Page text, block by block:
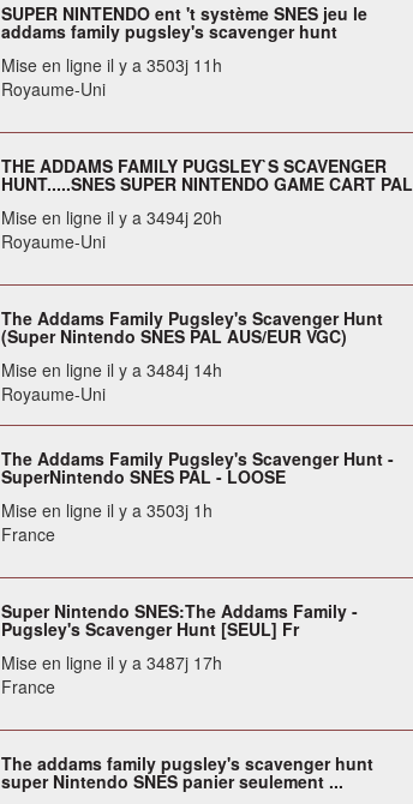
SUPER NINTENDO ent 't système SNES jeu le
addams family pugsley's scavenger hunt
Mise en ligne il y a 3503j 11h
Royaume-Uni
THE ADDAMS FAMILY PUGSLEY`S SCAVENGER
HUNT.....SNES SUPER NINTENDO GAME CART PAL
Mise en ligne il y a 3494j 20h
Royaume-Uni
The Addams Family Pugsley's Scavenger Hunt
(Super Nintendo SNES PAL AUS/EUR VGC)
Mise en ligne il y a 3484j 14h
Royaume-Uni
The Addams Family Pugsley's Scavenger Hunt -
SuperNintendo SNES PAL - LOOSE
Mise en ligne il y a 3503j 1h
France
Super Nintendo SNES:The Addams Family -
Pugsley's Scavenger Hunt [SEUL] Fr
Mise en ligne il y a 3487j 17h
France
The addams family pugsley's scavenger hunt
super Nintendo SNES panier seulement ...